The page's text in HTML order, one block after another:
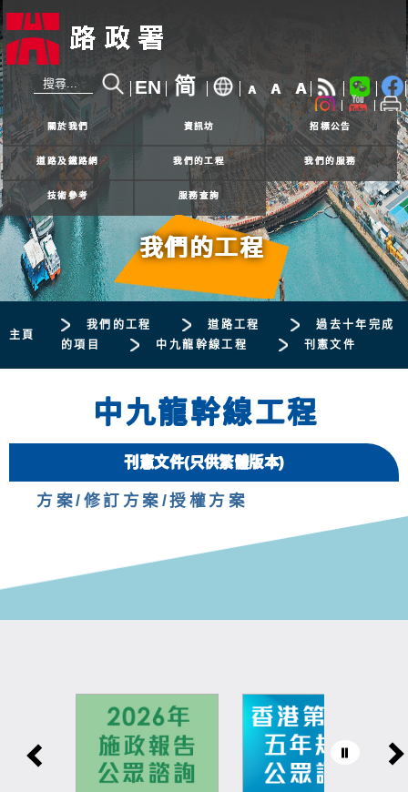
EN 简 A A A
24小時熱線 2926 4111
關於我們 資訊坊 招標公告
道路及鐵路網 我們的工程 我們的服務
技術參考 服務查詢
主頁
我們的工程
我們的工程 道路工程
過去十年完成
的項目
中九龍幹線工程 刊憲文件
中九龍幹線工程
刊憲文件(只供繁體版本)
方案/修訂方案/授權方案